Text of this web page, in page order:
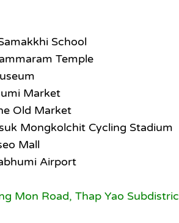
School
Temple
Market
Old Market
Mongkolchit Cycling Stadium
Mall
Airport
Mon Road, Thap Yao